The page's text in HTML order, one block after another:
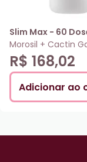
Slim Max - 60
Morosil + Cactin
R$ 168,02
Adicionar ao